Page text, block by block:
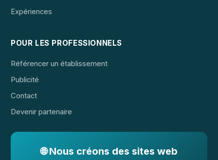
Expériences
POUR LES PROFESSIONNELS
Référencer un établissement
Publicité
Contact
Devenir partenaire
🌐 Nous créons des sites web